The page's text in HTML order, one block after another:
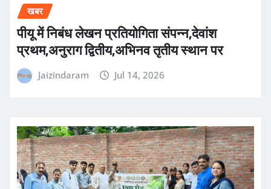
खबर
पीयू में निबंध लेखन प्रतियोगिता संपन्न,देवांश
प्रथम,अनुराग द्वितीय,अभिनव तृतीय स्थान पर
Jaizindaram Jul 14, 2026